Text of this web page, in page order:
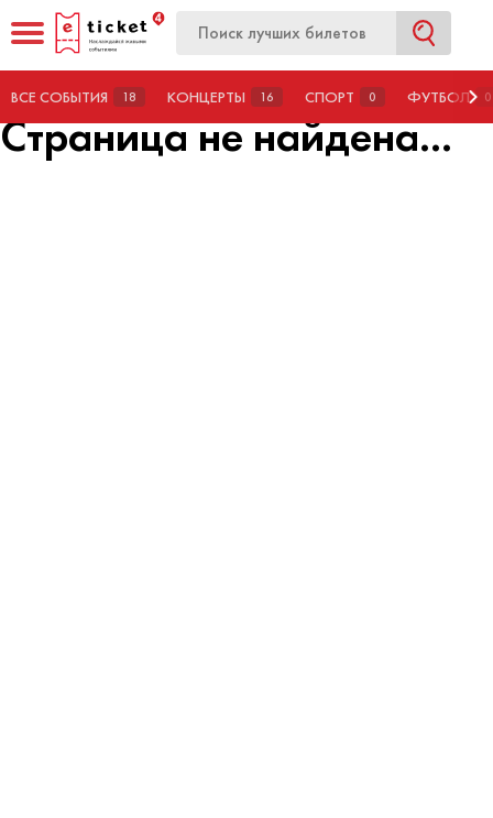
ВСЕ СОБЫТИЯ 18 КОНЦЕРТЫ 16 СПОРТ 0 ФУТБОЛ 0
Страница не найдена...